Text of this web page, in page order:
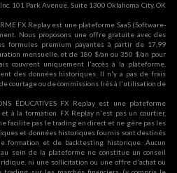
Inc. 101 Park Avenue, Suite 1300 Oklahoma City, OK
FX Replay est une plateforme SaaS (Software-
Nous proposons une offre gratuite avec des
formules premium payantes à partir de 17,99
mensuelle, et de 180 $/an ou 350 $/an pour
couvrent uniquement l'accès à la plateforme,
des données historiques. Il n'y a pas de frais
courtage ou de commissions liés à l'utilisation de
ÉDUCATIVES FX Replay est une plateforme
à la formation. FX Replay n'est pas un courtier,
facilite pas le trading en direct et ne gère pas les
et données historiques fournis sont destinés
formation et de backtesting historique. Aucun
sein de la plateforme ne constitue un conseil
ni une sollicitation ou une offre d'achat ou